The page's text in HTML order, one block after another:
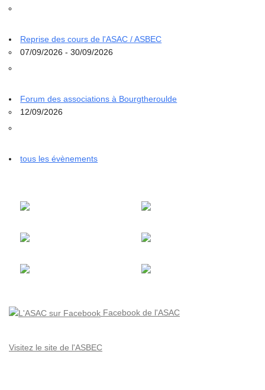
Reprise des cours de l'ASAC / ASBEC
07/09/2026 - 30/09/2026
Forum des associations à Bourgtheroulde
12/09/2026
tous les évènements
Facebook de l'ASAC
Visitez le site de l'ASBEC